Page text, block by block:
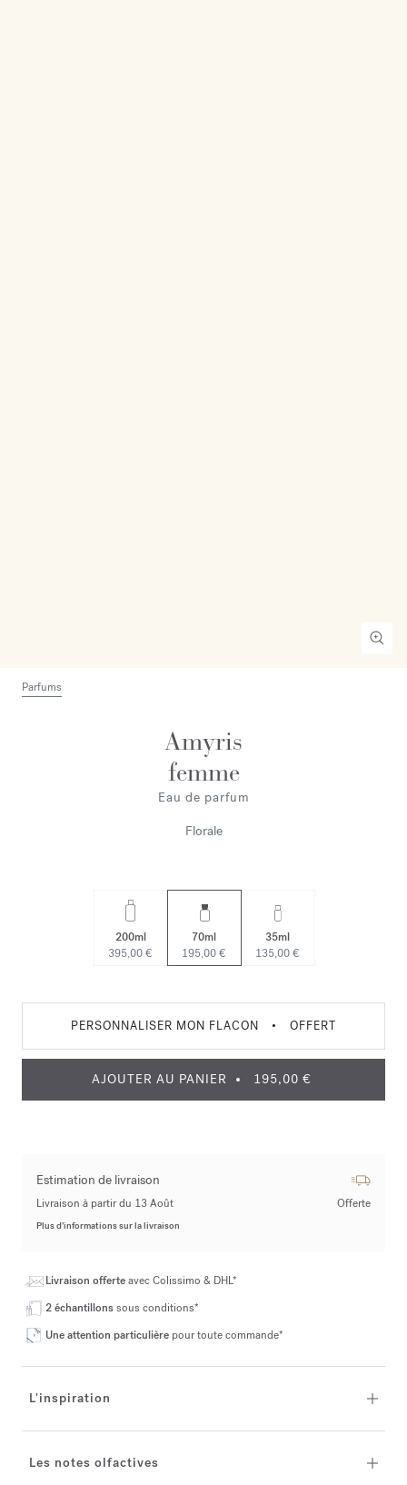
Parfums
Amyris
femme
Eau de parfum
Florale
200ml
395,00 €
70ml
195,00 €
35ml
135,00 €
PERSONNALISER MON FLACON • OFFERT
AJOUTER AU PANIER 195,00 €
Estimation de livraison
Livraison à partir du 13 Août Offerte
Plus d’informations sur la livraison
Livraison offerteavec Colissimo & DHL*
2 échantillonssous conditions*
Une attention particulière pour toute commande*
L'inspiration
Les notes olfactives